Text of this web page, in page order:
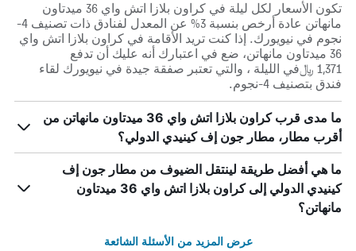
تكون الأسعار لكل ليلة في كراون بلازا اتش واي 36 ميدتاون
مانهاتن عادة أرخص بنسبة 3% عن المعدل لفنادق ذات تصنيف 4-
نجوم في نيويورك. إذا كنت تريد الأقامة في كراون بلازا اتش واي
36 ميدتاون مانهاتن، ضع في اعتبارك أنه عليك أن تدفع
1,371 ﷼في الليلة ، والتي تعتبر صفقة جيدة في نيويورك لقاء
فندق بتصنيف 4-نجوم.
ما مدى قرب كراون بلازا اتش واي 36 ميدتاون مانهاتن من
أقرب مطار، مطار جون إف كينيدي الدولي؟
ما هي أفضل طريقة لينتقل الضيوف من مطار جون إف
كينيدي الدولي إلى كراون بلازا اتش واي 36 ميدتاون
مانهاتن؟
عرض المزيد من الأسئلة الشائعة